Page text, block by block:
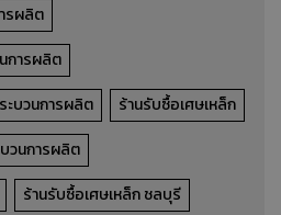
รผลิต
การผลิต
ะบวนการผลิต
ร้านรับซื้อเศษเหล็ก
วนการผลิต
ร้านรับซื้อเศษเหล็ก ชลบุรี